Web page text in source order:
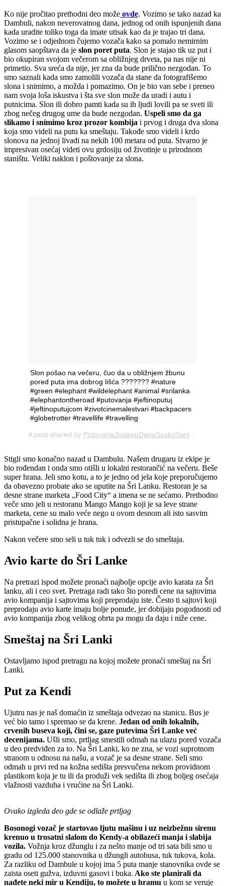
Ko nije pročitao prethodni deo može ovde. Vozimo se tako nazad ka
Dambuli, nakon neverovatnog dana, jednog od onih ispunjenih dana
kada uradite toliko toga da imate utisak kao da je trajao tri dana.
Vozimo se i odjednom čujemo vozača kako sa pomalo nemirnim
glasom saopštava da je slon poret puta. Slon je stajao tik uz put i
bio okupiran svojom večerom sa obližnjeg drveta, pa nas nije ni
primetio. Sva sreća da nije, jer zna da bude prilično nezgodan. To
smo saznali kada smo zamolili vozača da stane da fotografišemo
slona i snimimo, a možda i pomazimo. On je bio van sebe i preneo
nam svoja loša iskustva i šta sve slon može da uradi i autu i
putnicima. Slon ili dobro pamti kada su ih ljudi lovili pa se sveti ili
zbog nečeg drugog ume da bude nezgodan. Uspeli smo da ga
slikamo i snimimo kroz prozor kombija i prvog i druga dva slona
koja smo videli na putu ka smeštaju. Takođe smo videli i krdo
slonova na jednoj livadi na nekih 100 metara od puta. Stvarno je
impresivan osećaj videti ovu grdosiju od životinje u prirodnom
staništu. Veliki naklon i poštovanje za slona.
Slon pošao na večeru, čuo da u obližnjem žbunu
pored puta ima dobrog lišća ??????? #nature
#green #elephant #wildelephant #animal #srilanka
#elephantontheroad #putovanja #jeftinoputuj
#jeftinoputujcom #zivotcinemalestvari #backpacers
#globetrotter #travellife #travelling
A post shared by PutovanjaSvakogDanaSvakoSanja
Stigli smo konačno nazad u Dambulu. Našem drugaru iz ekipe je
bio rođendan i onda smo otišli u lokalni restorančić na večeru. Beše
super hrana. Jeli smo kotu, a to je jedno od jela koje preporučujemo
da obavezno probate ako se uputite na Šri Lanku. Restoran je sa
desne strane marketa „Food City“ a imena se ne sećamo. Prethodno
veče smo jeli u restoranu Mango Mango koji je sa leve strane
marketa, cene su malo veće nego u ovom desnom ali isto sasvim
pristupačne i solidna je hrana.
Nakon večere smo seli u tuk tuk i odvezli se do smeštaja.
Avio karte do Šri Lanke
Na pretrazi ispod možete pronaći najbolje opcije avio karata za Šri
lanku, ali i ceo svet. Pretraga radi tako što poredi cene na sajtovima
avio kompanija i sajtovima koji preprodaju iste. Često ti sajtovi koji
preprodaju avio karte imaju bolje ponude, jer dobijaju pogodnosti od
avio kompanija zbog velikog obrta pa mogu da daju i niže cene.
Smeštaj na Šri Lanki
Ostavljamo ispod pretragu na kojoj možete pronaći smeštaj na Šri
Lanki.
Put za Kendi
Ujutru nas je naš domaćin iz smeštaja odvezao na stanicu. Bus je
već bio tamo i spremao se da krene. Jedan od onih lokalnih,
crvenih buseva koji, čini se, gaze putevima Šri Lanke već
decenijama. Ušli smo, prtljag smestili odmah na ulazu pored vozača
u deo predviđen za to. Na Šri Lanki, ko ne zna, se vozi suprotnom
stranom u odnosu na našu, a vozač je sa desne strane. Seli smo
odmah u prvi red na kožna sedišta presvučena nekom providnom
plastikom koja je tu ili da produži vek sedišta ili zbog boljeg osećaja
vlažnosti vazduha i vrućine na Šri Lanki.
Ovako izgleda deo gde se odlaže prtljag
Bosonogi vozač je startovao ljutu mašinu i uz neizbežnu sirenu
krenuo u trosatni slalom do Kendy-a obilazeći manja i slabija
vozila. Vožnja kroz džunglu i za nešto manje od tri sata bili smo u
gradu od 125.000 stanovnika u džungli autobusa, tuk tukova, kola.
Za razliku od Dambule u kojoj ima 5 puta manje stanovnika ovde se
zaista oseti gužva, izduvni gasovi i buka. Ako ste planirali da
nađete neki mir u Kendiju, to možete u hramu u kom se veruje